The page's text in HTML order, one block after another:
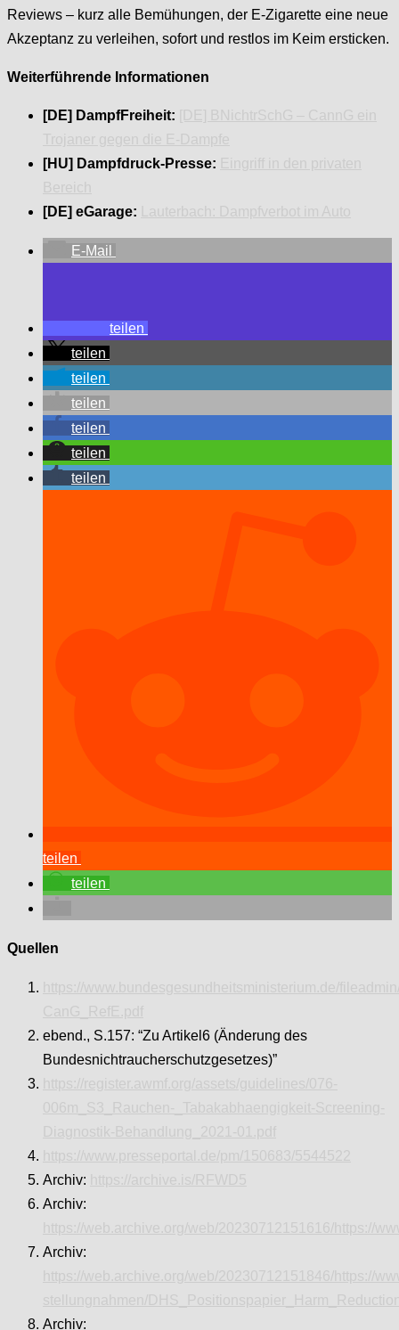
Reviews – kurz alle Bemühungen, der E-Zigarette eine neue
Akzeptanz zu verleihen, sofort und restlos im Keim ersticken.
Weiterführende Informationen
[DE] DampfFreiheit:
[HU] Dampfdruck-Presse:
[DE] eGarage:
E-Mail
teilen
teilen
teilen
teilen
teilen
teilen
teilen
teilen
teilen
Quellen
ebend., S.157: “Zu Artikel6 (Änderung des
Bundesnichtraucherschutzgesetzes)”
Archiv:
Archiv:
Archiv:
Archiv: